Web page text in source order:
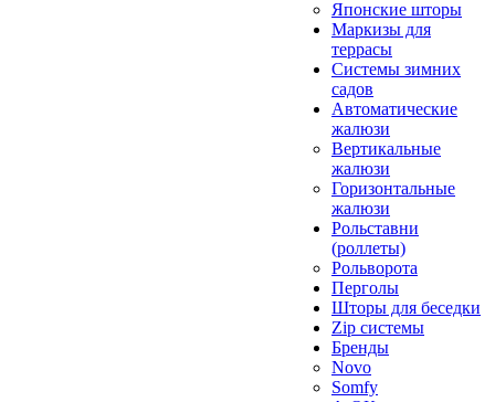
Японские шторы
Маркизы для
террасы
Системы зимних
садов
Автоматические
жалюзи
Вертикальные
жалюзи
Горизонтальные
жалюзи
Рольставни
(роллеты)
Рольворота
Перголы
Шторы для беседки
Zip системы
Бренды
Novo
Somfy